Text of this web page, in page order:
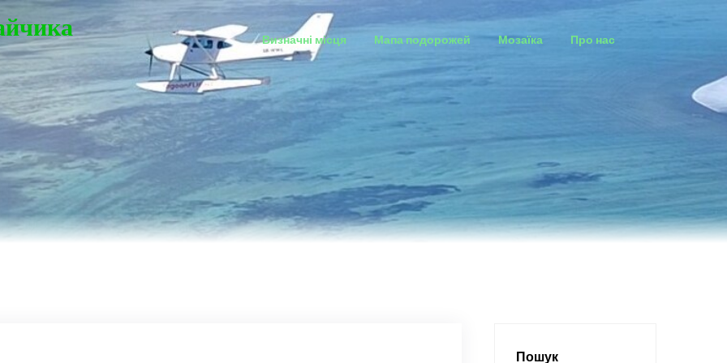
Визначні місця Мапа подорожей Мозаїка Про нас
Пошук